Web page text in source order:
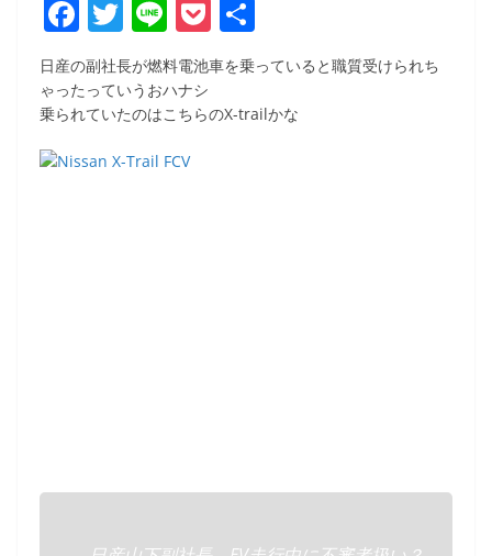
F
a
c
e
b
T
w
itt
er
Li
n
e
P
o
ck
et
有
日産の副社長が燃料電池車を乗っていると職質受けられち
ゃったっていうおハナシ
乗られていたのはこちらのX-trailかな